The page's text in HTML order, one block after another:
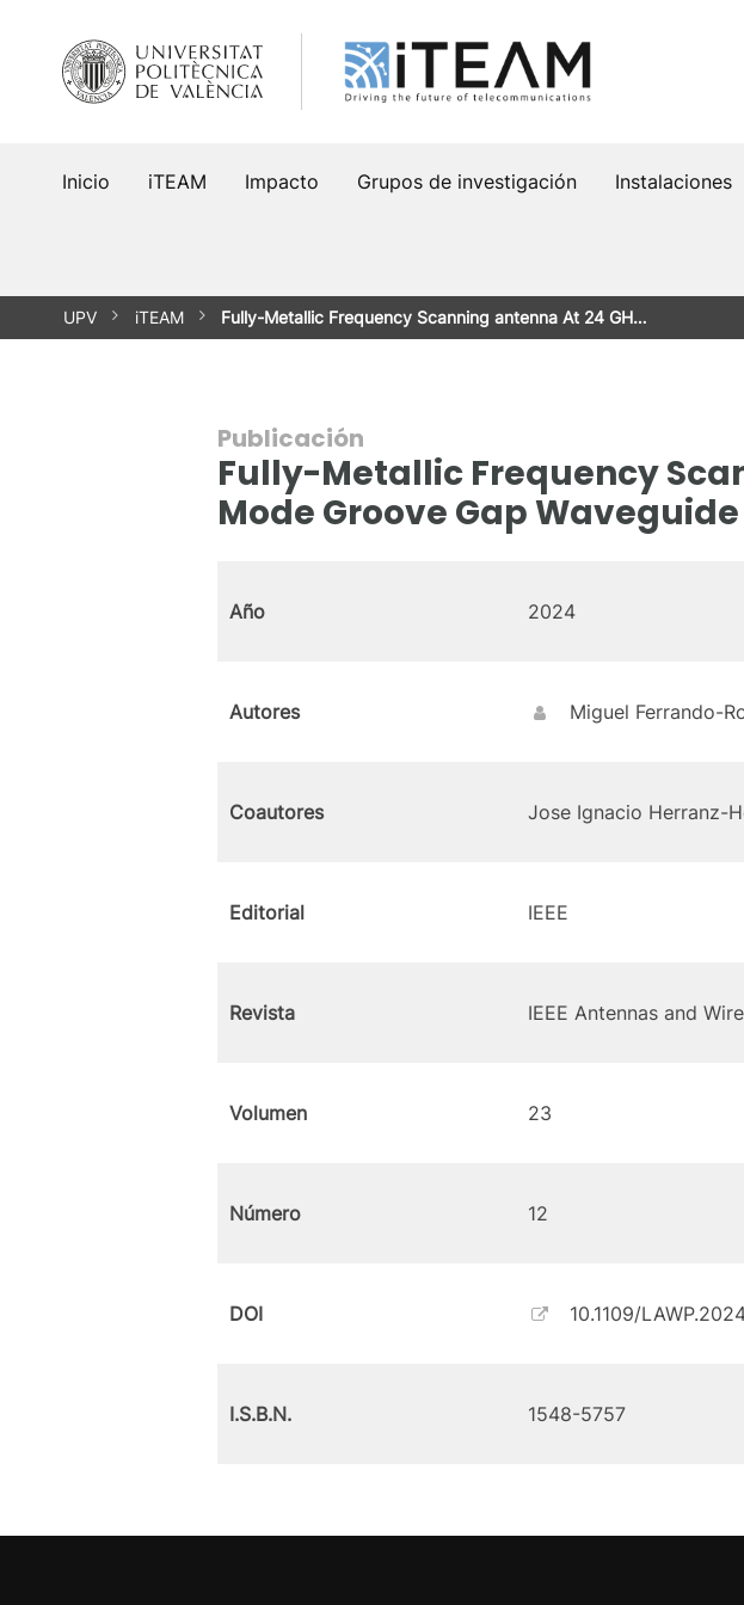
contenido
Inicio iTEAM Impacto Grupos de investigación Instalaciones
UPV iTEAM Fully-Metallic Frequency Scanning antenna At 24 GH…
Publicación
Fully-Metallic Frequency
Mode Groove Gap Waveguide
Año 2024
Autores Miguel Ferrando-
Coautores Jose Ignacio Herranz-
Editorial IEEE
Revista IEEE Antennas and
Volumen 23
Número 12
DOI 10.1109/
I.S.B.N. 1548-5757